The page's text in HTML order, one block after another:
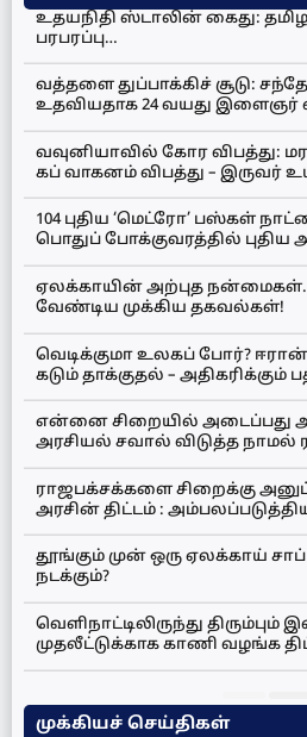
உதயநிதி ஸ்டாலின் கைது:
பரபரப்பு…
வத்தளை துப்பாக்கிச் சூடு:
உதவியதாக 24 வயது இளைஞர்
வவுனியாவில் கோர விபத்து:
கப் வாகனம் விபத்து – இருவர்
104 புதிய ‘மெட்ரோ’ பஸ்கள்
பொதுப் போக்குவரத்தில் புதிய
ஏலக்காயின் அற்புத
வேண்டிய முக்கிய தகவல்கள்!
வெடிக்குமா உலகப் போர்?
கடும் தாக்குதல் – அதிகரிக்கும்
என்னை சிறையில் அடைப்பது
அரசியல் சவால் விடுத்த நாமல்
ராஜபக்சக்களை சிறைக்கு
அரசின் திட்டம் :
தூங்கும் முன் ஒரு ஏலக்காய்
நடக்கும்?
வெளிநாட்டிலிருந்து
முதலீட்டுக்காக காணி வழங்க
முக்கியச் செய்திகள்